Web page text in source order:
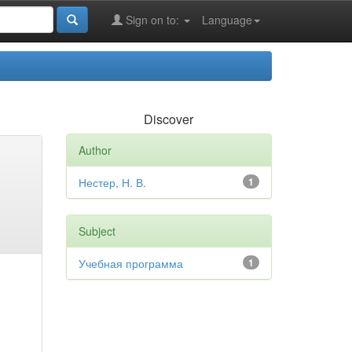
Language
Sign on to:
Discover
Author
1
Нестер, Н. В.
Subject
1
Учебная программа